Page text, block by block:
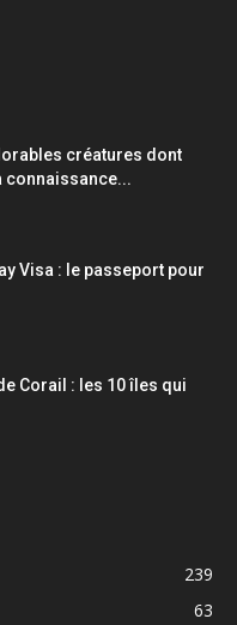
créatures dont
connaissance...
Visa : le passeport pour
Corail : les 10 îles qui
239
63